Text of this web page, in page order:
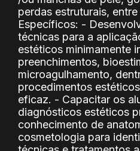
perdas estruturais,
Específicos: -
técnicas para a
estéticos minimamente
preenchimentos,
microagulhamento,
procedimentos
eficaz. - Capacitar os
diagnósticos estéticos
conhecimento de
cosmetologia para